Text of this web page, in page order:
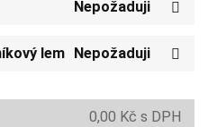
Nepožaduji
lem Nepožaduji
0,00 Kč s DPH